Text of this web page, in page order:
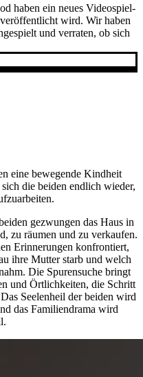
haben ein neues Videospiel-
wird. Wir haben
und verraten, ob sich
eine bewegende Kindheit
die beiden endlich wieder,
gezwungen das Haus in
zu räumen und zu verkaufen.
Erinnerungen konfrontiert,
ihre Mutter starb und welch
Die Spurensuche bringt
und Örtlichkeiten, die Schritt
Seelenheil der beiden wird
das Familiendrama wird